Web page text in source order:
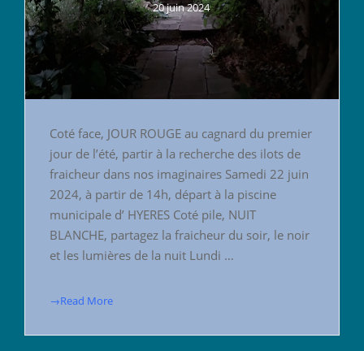
20 juin 2024
Coté face, JOUR ROUGE au cagnard du premier
jour de l’été, partir à la recherche des ilots de
fraicheur dans nos imaginaires Samedi 22 juin
2024, à partir de 14h, départ à la piscine
municipale d’ HYERES Coté pile, NUIT
BLANCHE, partagez la fraicheur du soir, le noir
et les lumières de la nuit Lundi …
→Read More